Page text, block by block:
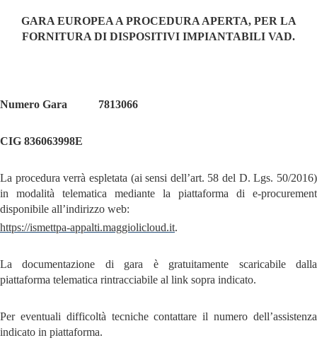
GARA EUROPEA A PROCEDURA APERTA, PER LA
FORNITURA DI DISPOSITIVI IMPIANTABILI VAD.
Numero Gara 7813066
CIG 836063998E
La procedura verrà espletata (ai sensi dell’art. 58 del D. Lgs. 50/2016)
in modalità telematica mediante la piattaforma di e-procurement
disponibile all’indirizzo web:
https://ismettpa-appalti.maggiolicloud.it.
La documentazione di gara è gratuitamente scaricabile dalla
piattaforma telematica rintracciabile al link sopra indicato.
Per eventuali difficoltà tecniche contattare il numero dell’assistenza
indicato in piattaforma.